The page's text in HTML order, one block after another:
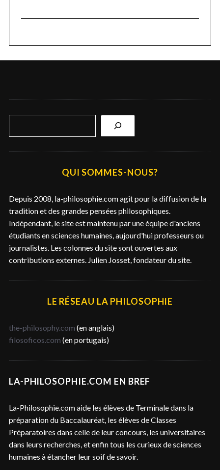
QUI SOMMES-NOUS?
Depuis 2008, la-philosophie.com agit pour la diffusion de la
tradition et des grandes pensées philosophiques.
Indépendant, le site est maintenu par une équipe d'anciens
étudiants en sciences humaines, aujourd'hui professeurs ou
journalistes. Les colonnes du site sont ouvertes aux
contributions externes. Julien Josset, fondateur du site.
LE RÉSEAU LA PHILOSOPHIE
the-philosophy.com (en anglais)
filosoficos.com (en portugais)
LA-PHILOSOPHIE.COM EN BREF
La-Philosophie.com aide les élèves de Terminale dans la
préparation du Baccalauréat, les élèves de Classes
Préparatoires dans celle de leur concours, les universitaires
dans leurs recherches, et enfin tous les curieux de sciences
humaines à étancher leur soif de savoir.